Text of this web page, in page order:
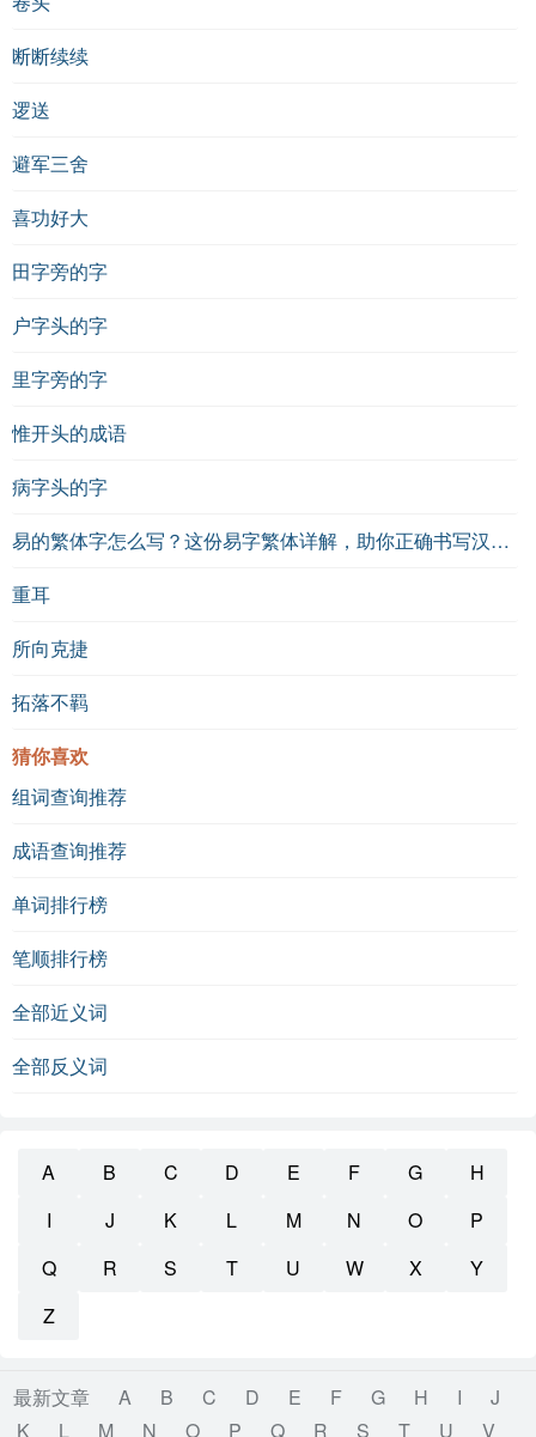
断断续续
逻送
避军三舍
喜功好大
田字旁的字
户字头的字
里字旁的字
惟开头的成语
病字头的字
易的繁体字怎么写？这份易字繁体详解，助你正确书写汉字_汉字繁体学习
重耳
所向克捷
拓落不羁
猜你喜欢
组词查询推荐
成语查询推荐
单词排行榜
笔顺排行榜
全部近义词
全部反义词
A B C D E F G
H
I
J K L M N O
P
Q
R S T U W X
Y
Z
最新文章 A B C D E F G H I
J
K
L M N O P Q R S T U V